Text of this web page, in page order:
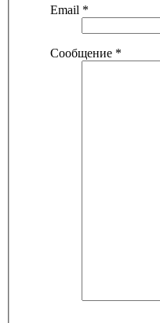
Email *
Сообщение *